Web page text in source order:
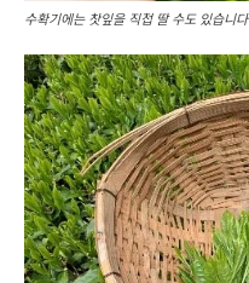
수확기에는 찻잎을 직접 딸 수도 있습니다